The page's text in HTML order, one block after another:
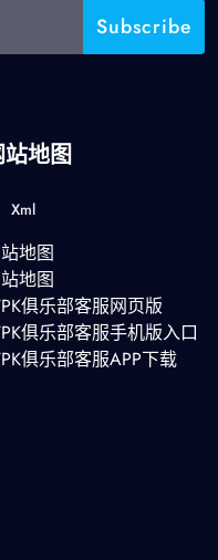
站地图
Xml
地图
地图
俱乐部客服网页版
俱乐部客服手机版入口
俱乐部客服APP下载